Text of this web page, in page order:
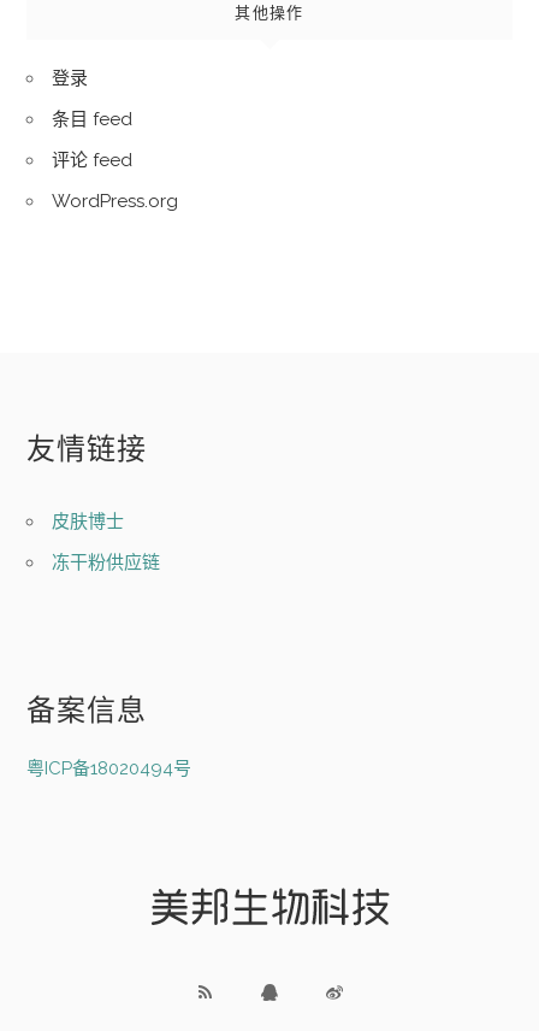
其他操作
登录
条目 feed
评论 feed
WordPress.org
友情链接
皮肤博士
冻干粉供应链
备案信息
粤ICP备18020494号